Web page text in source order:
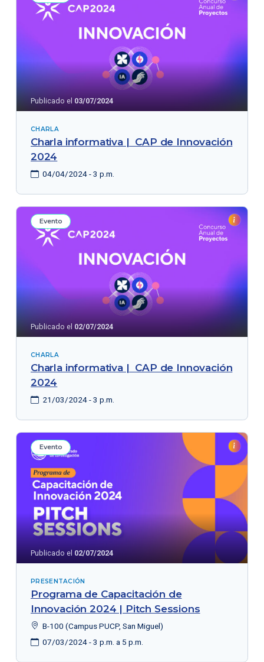
Publicado el 03/07/2024
CHARLA
Charla informativa | CAP de Innovación
2024
04/04/2024 - 3 p.m.
Evento
Publicado el 02/07/2024
CHARLA
Charla informativa | CAP de Innovación
2024
21/03/2024 - 3 p.m.
Evento
Publicado el 02/07/2024
PRESENTACIÓN
Programa de Capacitación de
Innovación 2024 | Pitch Sessions
B-100 (Campus PUCP, San Miguel)
07/03/2024 - 3 p.m. a 5 p.m.